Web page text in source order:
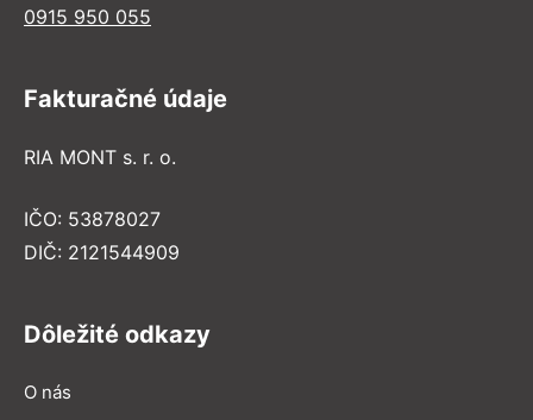
0915 950 055
Fakturačné údaje
RIA MONT s. r. o.
IČO: 53878027
DIČ: 2121544909
Dôležité odkazy
O nás